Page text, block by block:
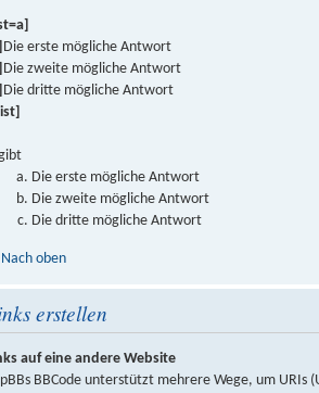
Die erste mögliche Antwort
Die zweite mögliche Antwort
Die dritte mögliche Antwort
Die erste mögliche Antwort
Die zweite mögliche Antwort
Die dritte mögliche Antwort
Nach oben
erstellen
auf eine andere Website
BBCode unterstützt mehrere Wege, um URIs